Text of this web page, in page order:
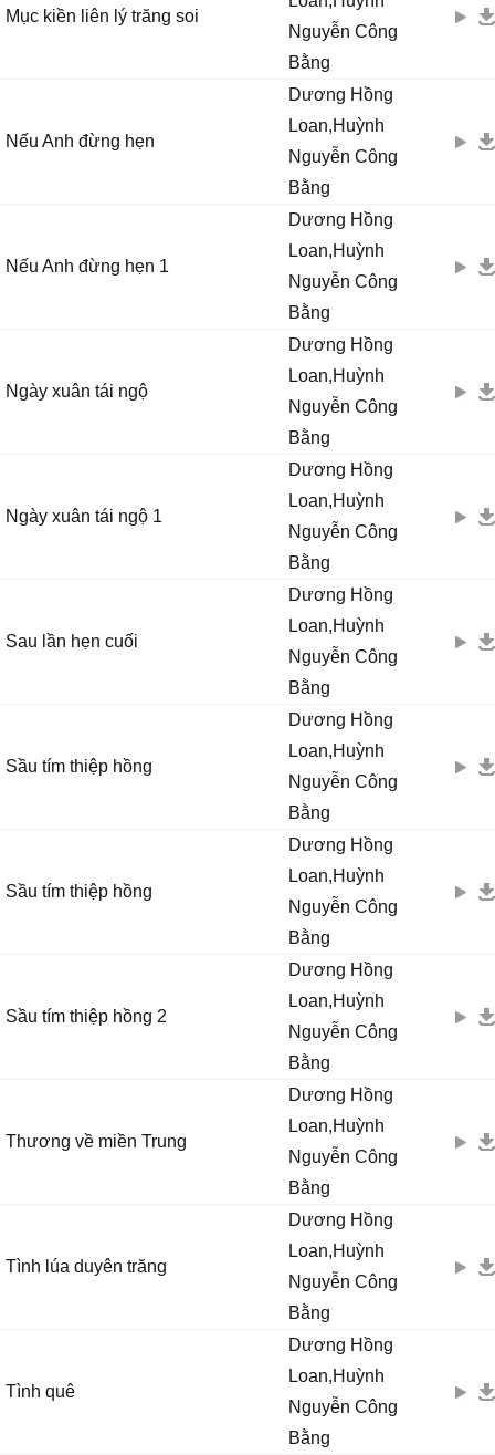
Mục kiền liên lý trăng soi
Nguyễn Công
Bằng
Nếu Anh đừng hẹn
Dương Hồng
Loan,Huỳnh
Nguyễn Công
Bằng
Nếu Anh đừng hẹn 1
Dương Hồng
Loan,Huỳnh
Nguyễn Công
Bằng
Ngày xuân tái ngộ
Dương Hồng
Loan,Huỳnh
Nguyễn Công
Bằng
Ngày xuân tái ngộ 1
Dương Hồng
Loan,Huỳnh
Nguyễn Công
Bằng
Sau lần hẹn cuối
Dương Hồng
Loan,Huỳnh
Nguyễn Công
Bằng
Sầu tím thiệp hồng
Dương Hồng
Loan,Huỳnh
Nguyễn Công
Bằng
Sầu tím thiệp hồng
Dương Hồng
Loan,Huỳnh
Nguyễn Công
Bằng
Sầu tím thiệp hồng 2
Dương Hồng
Loan,Huỳnh
Nguyễn Công
Bằng
Thương về miền Trung
Dương Hồng
Loan,Huỳnh
Nguyễn Công
Bằng
Tình lúa duyên trăng
Dương Hồng
Loan,Huỳnh
Nguyễn Công
Bằng
Tình quê
Dương Hồng
Loan,Huỳnh
Nguyễn Công
Bằng